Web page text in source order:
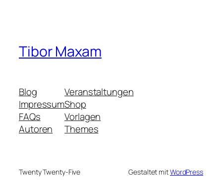
Tibor Maxam
Blog
Impressum
FAQs
Autoren
Veranstaltungen
Shop
Vorlagen
Themes
Twenty Twenty-Five Gestaltet mitWordPress